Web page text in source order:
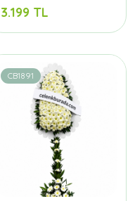
3.199 TL
CB1891